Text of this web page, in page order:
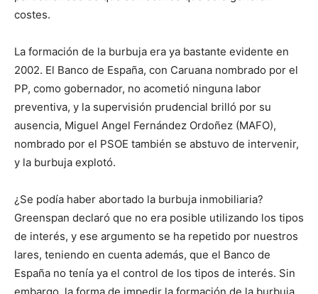
costes.
La formación de la burbuja era ya bastante evidente en
2002. El Banco de España, con Caruana nombrado por el
PP, como gobernador, no acometió ninguna labor
preventiva, y la supervisión prudencial brilló por su
ausencia, Miguel Angel Fernández Ordoñez (MAFO),
nombrado por el PSOE también se abstuvo de intervenir,
y la burbuja explotó.
¿Se podía haber abortado la burbuja inmobiliaria?
Greenspan declaró que no era posible utilizando los tipos
de interés, y ese argumento se ha repetido por nuestros
lares, teniendo en cuenta además, que el Banco de
España no tenía ya el control de los tipos de interés. Sin